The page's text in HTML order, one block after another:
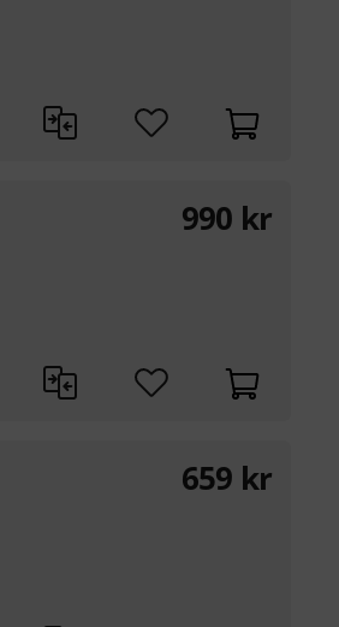
990 kr
659 kr